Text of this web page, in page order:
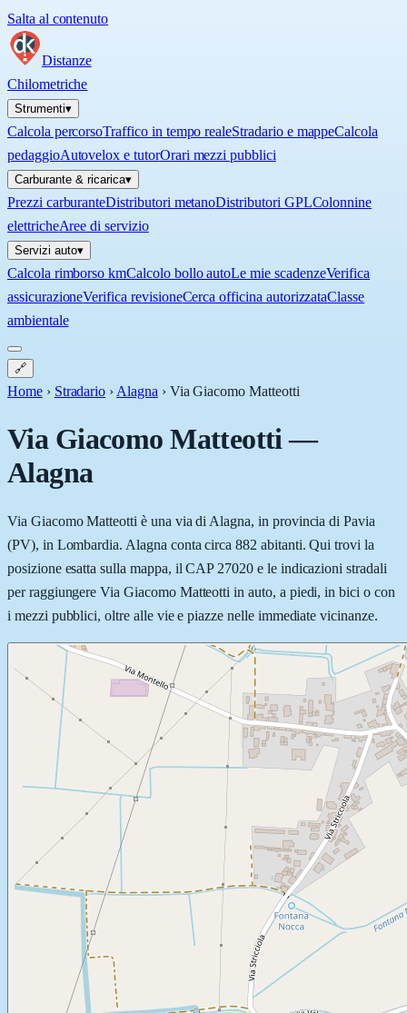
Salta al contenuto
Distanze
Chilometriche
Strumenti▾
Calcola percorsoTraffico in tempo realeStradario e mappeCalcola
pedaggioAutovelox e tutorOrari mezzi pubblici
Carburante & ricarica▾
Prezzi carburanteDistributori metanoDistributori GPLColonnine
elettricheAree di servizio
Servizi auto▾
Calcola rimborso kmCalcolo bollo autoLe mie scadenzeVerifica
assicurazioneVerifica revisioneCerca officina autorizzataClasse
ambientale
🔗
Home › Stradario › Alagna › Via Giacomo Matteotti
Via Giacomo Matteotti—
Alagna
Via Giacomo Matteotti è una via di Alagna, in provincia di Pavia
(PV), in Lombardia. Alagna conta circa 882 abitanti. Qui trovi la
posizione esatta sulla mappa, il CAP 27020 e le indicazioni stradali
per raggiungere Via Giacomo Matteotti in auto, a piedi, in bici o con
i mezzi pubblici, oltre alle vie e piazze nelle immediate vicinanze.